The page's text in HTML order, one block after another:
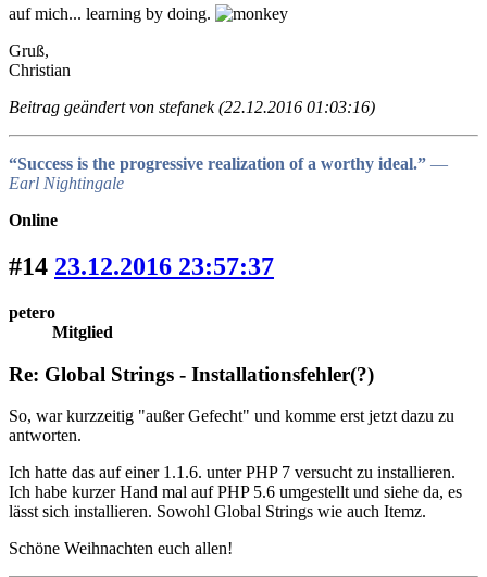
auf mich... learning by doing.
Gruß,
Christian
Beitrag geändert von stefanek (22.12.2016 01:03:16)
“Success is the progressive realization of a worthy ideal.” ―
Earl Nightingale
Online
#14 23.12.2016 23:57:37
petero
Mitglied
Re: Global Strings - Installationsfehler(?)
So, war kurzzeitig "außer Gefecht" und komme erst jetzt dazu zu
antworten.
Ich hatte das auf einer 1.1.6. unter PHP 7 versucht zu installieren.
Ich habe kurzer Hand mal auf PHP 5.6 umgestellt und siehe da, es
lässt sich installieren. Sowohl Global Strings wie auch Itemz.
Schöne Weihnachten euch allen!